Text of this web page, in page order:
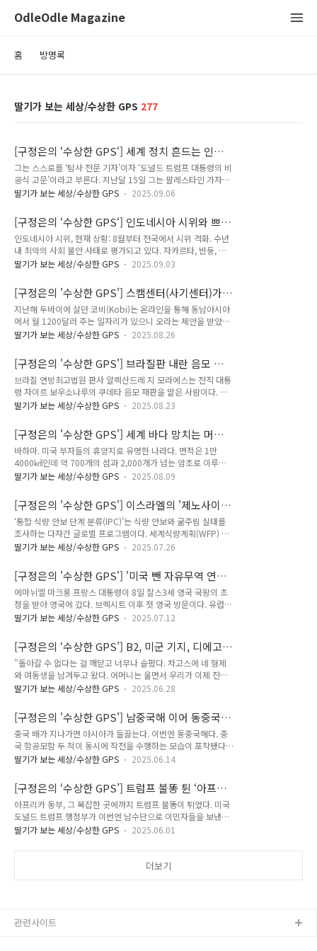
OdleOdle Magazine
홈 방명록
딸기가 보는 세상/수상한 GPS 277
[구정은의 ‘수상한 GPS‘] 세계 정치 흔드는 인플
루언서들
그는 스스로를 ‘탐사 전문 기자’이자 ‘도널드 트럼프 대통령의 비
공식 고문’이라고 부른다. 지난달 15일 그는 팔레스타인 가자지
구에서 이스라엘 공격으로 다친 아이들이 미국에 입국하는 영상
장했다. 구호단체 도움을 받아 샌프란시스코와 휴스턴에 도착한
아이들은 곧바로 치료를 받으러 갈 예정이었다. 하지만 영상은
“트럼프 대통령이 팔레스타인 난민들을 받지 않겠다고 했는데도
입국할 수 있었던 과정이 이상하다”며 아이들을 ‘미국에 대한 안
보 위협’이라고 규정했다. 이튿날 미 국무부는 “검토를 진행하는
다”고 발표했다. 아이들이 받은 비자는 정착 비자도 아니고 치료
만 받고 다시 돌아가야 하는 ‘의료-..
딸기가 보는 세상/수상한 GPS 2025.09.06
[구정은의 ‘수상한 GPS‘] 인도네시아 시위와 쁘
라보워 정권의 위험한 행보
인도네시아 시위, 현재 상황: 8월부터 전국에서 시위 격화. 수년
내 최악의 사회 불안 사태로 평가되고 있다. 자카르타, 반둥, 수
라바야, 족자카르타 등 자바 섬 대도시뿐 아니라 칼리만탄, 수마
분위기이지만 인권단체와 현지 언론이 집계한 사망자는 최소 6
명에서 많게는 10명. 부상자 약 1000명, 20명 이상 실종된 것으
로 알려졌다. 발단은 '의원 특혜' 인도네시아 의회는 상원(DPD,
152석)과 하원 DPR(Dewan Perwakilan Rakyat)의 양원제.
문제가 된 것은 하원. 580석, 여권 블록 348명, 야권 블록 232
수당을 지급받는 사실이 알려짐. 인..
딸기가 보는 세상/수상한 GPS 2025.09.03
[구정은의 '수상한 GPS'] 스캠센터(사기센터)가
된 골든트라이앵글
지난해 두바이에 살던 코비(Kobi)는 온라인을 통해 동남아시아
에서 월 1200달러 주는 일자리가 있으니 오라는 제안을 받았다.
항공료와 이주 비용도 회사에서 낸다고 했다. 그런데 라오스에
다. 코비가 간 곳은 미얀마, 중국과 가까운 라오스의 골든트라이
앵글 경제특구(GTSEZ)였다. 코비처럼 속아서 온 사람들이 하루
최대 17시간 동안 갇혀서 온라인 사기 행위를 강요받았다. 조조
라는 우간다 여성은 “아시아에서 컴퓨터 교육을 받을 수 있
다”는 권유를 받고 갔는데, 마찬가지로 사기조직에 감금돼 온라
다.코비는 지인의 추천으로 이곳에서 데이터 입력 업무를 할 거
라 믿었지만, 도착 후 수많은 아..
딸기가 보는 세상/수상한 GPS 2025.08.26
[구정은의 '수상한 GPS'] 브라질판 내란 음모 사
건과 트럼프
브라질 연방최고법원 판사 알렉산드레 지 모라에스는 전직 대통
령 자이르 보우소나루의 쿠데타 음모 재판을 맡은 사람이다. 코
로나19 팬데믹 때 미국 도널드 트럼프 대통령의 선동을 착실히
세계의 공분을 산 인물, ‘트로피칼(열대지역) 트럼프’라는 별명으
로 불렸던 보우소나루. 지 모라에스 판사는 그에게 소셜미디어
사용을 금지시켰는데 보우소나루가 위반한 정황이 나타났다. 그
러자 보우소나루에게 가택연금 명령을 내렸다. “피고가 법원을
조롱하도록 내버려두지 않을 것이다.” 지 모라에스가 지난 4일
시우바 대통령이 대선에서 이기자 승복하지 않고 지지자들에게
난동을 부추겼고, 쿠데타를 시도하려다 ..
딸기가 보는 세상/수상한 GPS 2025.08.23
[구정은의 '수상한 GPS'] 세계 바다 망치는 머스
크와 스페이스X
바하마. 미국 부자들의 휴양지로 유명한 나라다. 면적은 1만
4000㎢인데 약 700개의 섬과 2,000개가 넘는 암초로 이루어
져 있고 사람이 사는 섬은 30여 개뿐이다. 수도는 뉴프로비던스
몰려 산다. 원래는 루카얀이라는 원주민들이 살던 지역이었다.
1492년 크리스토퍼 콜럼버스가 ‘신대륙’에 처음 상륙한 장소가
바하마의 산살바도르 섬이었고, 이후 이 지역은 스페인과 영국의
식민지 쟁탈전에 휘말렸다. 17세기 후반부터 18세기 초까지는
해적들의 거점으로 악명이 높았고, 1718년 공식적으로 영국의
수로 삼는 영연방 국가로 남아 있다. 정치적으로 안정돼 있고 경
제도 카리브해 ..
딸기가 보는 세상/수상한 GPS 2025.08.09
[구정은의 '수상한 GPS'] 이스라엘의 '제노사이
드', 굶어 죽는 가자지구 사람들
‘통합 식량 안보 단계 분류(IPC)’는 식량 안보와 굶주림 실태를
조사하는 다자간 글로벌 프로그램이다. 세계식량계획(WFP) 같
은 유엔 기구, 정부 간 기구, 국제 구호단체 등 21개 기관이 협력
만든 기준에 따라 식량위기를 다섯 단계로 구분한다. 1단계 정상
(Minimal), 2단계 경고(Stressed), 3단계 위기(Crisis), 4단계 비
상(Emergency), 5단계 기근(Famine). 웹사이트에 들어가보면
세계의 식량위기 상황을 보여주는 지도가 올라와 있다. 3단계 이
상인 지역을 보면 아프가니스탄과 예멘 일부가 해당되고, 그 외
국가들이다. 뼈만 앙상한 아프리카 아..
딸기가 보는 세상/수상한 GPS 2025.07.26
[구정은의 '수상한 GPS'] '미국 뺀 자유무역 연
대' 성공할 수 있을까
에마뉘엘 마크롱 프랑스 대통령이 8일 찰스3세 영국 국왕의 초
청을 받아 영국에 갔다. 브렉시트 이후 첫 영국 방문이다. 유럽연
합 지도자의 첫 국빈방문이기도 하다. (요즘 찰스3세의 ‘왕실 외
5월에는 캐나다를 찾아가 의회에서 연설을 했다. 이번에도 케이
트 왕세자비의 옷차림을 비롯해 왕실의 화려한 국빈 맞이 행사가
언론에 줄줄이 보도됐다. 반면에 키어 스타머 영국 총리는 존재
감이 적었다.) 세계의 관심은 마크롱의 입에 집중됐다. 유럽은 사
면초가다. 러시아가 우크라이나를 침공해 유럽이 전운에 덮여 있
과의 무역은 뜻대로 되지 않는다. 이런 상황에서 영국을 끌어안
고 홀로서기를 해보려는 유..
딸기가 보는 세상/수상한 GPS 2025.07.12
[구정은의 ‘수상한 GPS’] B2, 미군 기지, 디에고
가르시아
"돌아갈 수 없다는 걸 깨닫고 너무나 슬펐다. 차고스에 네 형제
와 여동생을 남겨두고 왔다. 어머니는 울면서 우리가 이제 전과
는 다른 삶을 살게 될 것이라고 했다. 그 때부터 악몽이 시작됐
버트의 말이다. 그가 살았던 곳은 인도양의 차고스 군도에서 가
장 큰 섬인 디에고가르시아였다. 적도 남쪽에 있는 이 섬은 서쪽
으로는 아프리카 대륙과 약 3000km, 동쪽으로는 인도와 약
1800km 떨어진 곳에 있다. 가장 가까운 나라인 몰디브와도
730km 거리다. 면적은 30제곱킬로미터에 불과하다. 무인도였
당시 항해를 이끈 스페인인 디에고 가르시아 데 모게르(Diego
Garcia de M..
딸기가 보는 세상/수상한 GPS 2025.06.28
[구정은의 '수상한 GPS'] 남중국해 이어 동중국
해까지...중국 항모에 아시아가 끓는다
중국 배가 지나가면 아시아가 들끓는다. 이번엔 동중국해다. 중
국 항공모함 두 척이 동시에 작전을 수행하는 모습이 포착됐다.
9일 밤 항공모함 ‘산둥’이 오키나와 미야코 섬 남동쪽 550km 지
는 군함 4척이 동반했고 전투기와 헬리콥터를 동원해 비행 작전
을 수행했다. 또 다른 항모 랴오닝호는 그 직전 주말 일본 최동단
섬인 미나미토리시마 근처에서 작전을 했다. 중국 항모가 일본에
서 괌과 미크로네시아 제도까지 이어지는 이른바 '제2 도련선'을
통과한 첫 사례라고 일본 방위성은 밝혔다. 랴오닝 함대에는 유
딸기가 보는 세상/수상한 GPS 2025.06.14
[구정은의 ‘수상한 GPS’] 트럼프 불똥 튄 ‘아프리
카 뿔‘
아프리카 동부, 그 복잡한 곳에까지 트럼프 불똥이 튀었다. 미국
도널드 트럼프 행정부가 이번엔 남수단으로 이민자들을 보낸다
고 한다. 8명을 미국 땅에서 일단 내보냈는데, 법원이 제동을 걸
다”고 판결한 것이다. 쫓겨난 이들은 불과 15시간 전에야, 그것
고 법원은 봤다. 그러자 트럼프 정부는 “법원이 외교적 노력을
딸기가 보는 세상/수상한 GPS 2025.06.01
더보기
관련사이트